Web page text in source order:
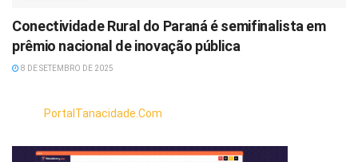
Conectividade Rural do Paraná é semifinalista em
prêmio nacional de inovação pública
8 DE SETEMBRO DE 2025
PortalTanacidade.Com